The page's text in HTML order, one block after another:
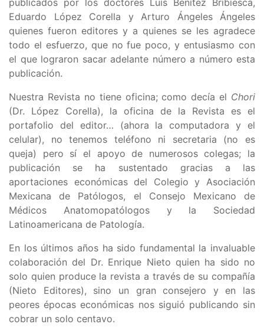
Eduardo López Corella y Arturo Ángeles Ángeles
quienes fueron editores y a quienes se les agradece
todo el esfuerzo, que no fue poco, y entusiasmo con
el que lograron sacar adelante número a número esta
publicación.
Nuestra Revista no tiene oficina; como decía el Chori
(Dr. López Corella), la oficina de la Revista es el
portafolio del editor… (ahora la computadora y el
celular), no tenemos teléfono ni secretaria (no es
queja) pero sí el apoyo de numerosos colegas; la
publicación se ha sustentado gracias a las
aportaciones económicas del Colegio y Asociación
Mexicana de Patólogos, el Consejo Mexicano de
Médicos Anatomopatólogos y la Sociedad
Latinoamericana de Patología.
En los últimos años ha sido fundamental la invaluable
colaboración del Dr. Enrique Nieto quien ha sido no
solo quien produce la revista a través de su compañía
(Nieto Editores), sino un gran consejero y en las
peores épocas económicas nos siguió publicando sin
cobrar un solo centavo.